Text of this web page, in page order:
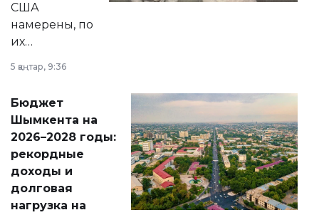
США
намерены, по
их
принести
народу
Венесуэлы.
5 қаңтар, 9:36
Бюджет
Шымкента на
2026–2028 годы:
рекордные
доходы и
долговая
нагрузка на